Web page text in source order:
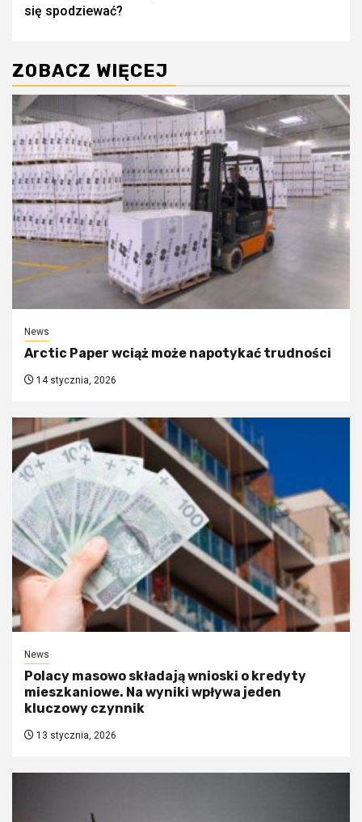
się spodziewać?
ZOBACZ WIĘCEJ
News
Arctic Paper wciąż może napotykać trudności
14 stycznia, 2026
News
Polacy masowo składają wnioski o kredyty
mieszkaniowe. Na wyniki wpływa jeden
kluczowy czynnik
13 stycznia, 2026